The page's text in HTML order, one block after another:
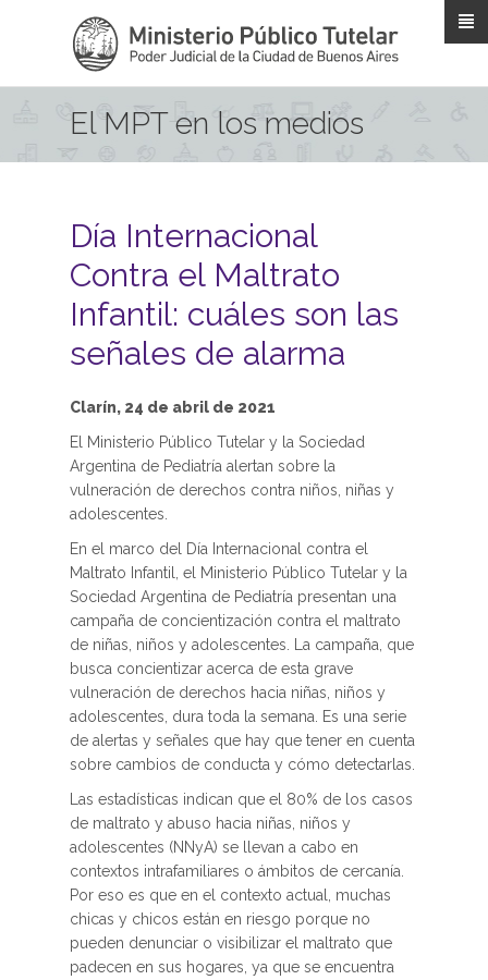
El MPT en los medios
Día Internacional
Contra el Maltrato
Infantil: cuáles son las
señales de alarma
Clarín, 24 de abril de 2021
El Ministerio Público Tutelar y la Sociedad
Argentina de Pediatría alertan sobre la
vulneración de derechos contra niños, niñas y
adolescentes.
En el marco del Día Internacional contra el
Maltrato Infantil, el Ministerio Público Tutelar y la
Sociedad Argentina de Pediatría presentan una
campaña de concientización contra el maltrato
de niñas, niños y adolescentes. La campaña, que
busca concientizar acerca de esta grave
vulneración de derechos hacia niñas, niños y
adolescentes, dura toda la semana. Es una serie
de alertas y señales que hay que tener en cuenta
sobre cambios de conducta y cómo detectarlas.
Las estadísticas indican que el 80% de los casos
de maltrato y abuso hacia niñas, niños y
adolescentes (NNyA) se llevan a cabo en
contextos intrafamiliares o ámbitos de cercanía.
Por eso es que en el contexto actual, muchas
chicas y chicos están en riesgo porque no
pueden denunciar o visibilizar el maltrato que
padecen en sus hogares, ya que se encuentra